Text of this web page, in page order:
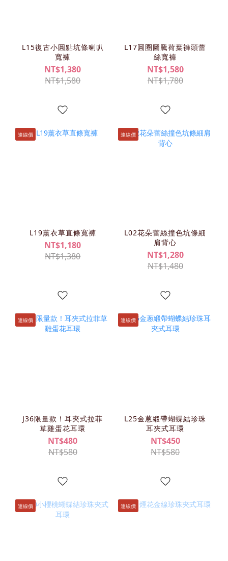
L15復古小圓點坑條喇叭
寬褲
NT$1,380
NT$1,580
L17圓圈圖騰荷葉褲頭蕾
絲寬褲
NT$1,580
NT$1,780
連線價
L19薰衣草直條寬褲
NT$1,180
NT$1,380
連線價
L02花朵蕾絲撞色坑條細
肩背心
NT$1,280
NT$1,480
連線價
J36限量款！耳夾式拉菲
草雞蛋花耳環
NT$480
NT$580
連線價
L25金蔥緞帶蝴蝶結珍珠
耳夾式耳環
NT$450
NT$580
連線價 連線價